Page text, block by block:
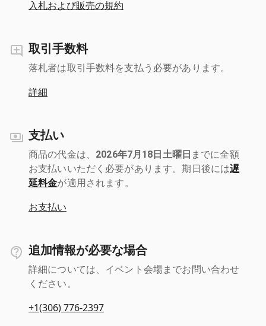
入札および販売の規約
取引手数料
落札者は取引手数料を支払う必要があります。
詳細
支払い
商品の代金は、 2026年7月18日土曜日 までに全額
お支払いいただく必要があります。期日後には遅
延料金が適用されます。
お支払い
追加情報が必要な場合
詳細については、イベント会場までお問い合わせ
ください。
+1(306) 776-2397